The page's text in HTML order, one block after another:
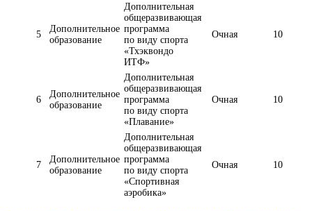
5
Дополнительное
образование
Дополнительная
общеразвивающая
программа
по виду спорта
«Тхэквондо
ИТФ»
Очная 10
6
Дополнительное
образование
Дополнительная
общеразвивающая
программа
по виду спорта
«Плавание»
Очная 10
7
Дополнительное
образование
Дополнительная
общеразвивающая
программа
по виду спорта
«Спортивная
аэробика»
Очная 10